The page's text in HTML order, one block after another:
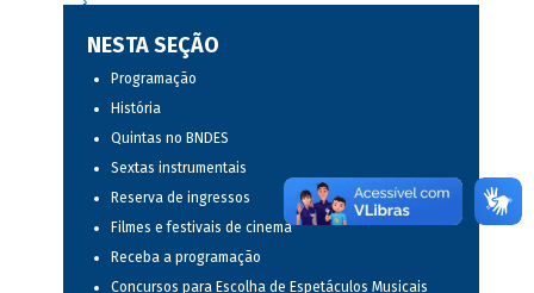
NESTA SEÇÃO
Programação
História
Quintas no BNDES
Sextas instrumentais
Reserva de ingressos
Filmes e festivais de cinema
Receba a programação
Concursos para Escolha de Espetáculos Musicais